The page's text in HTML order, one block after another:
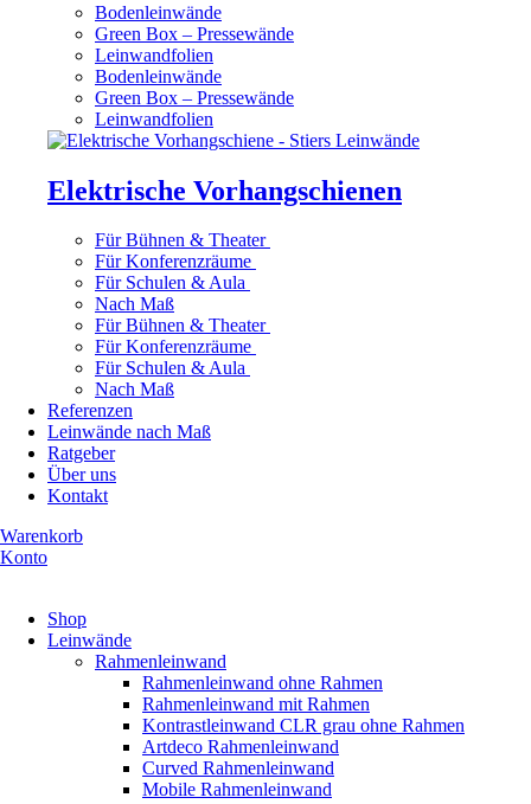
Bodenleinwände
Green Box – Pressewände
Leinwandfolien
Bodenleinwände
Green Box – Pressewände
Leinwandfolien
Elektrische Vorhangschienen
Für Bühnen & Theater
Für Konferenzräume
Für Schulen & Aula
Nach Maß
Für Bühnen & Theater
Für Konferenzräume
Für Schulen & Aula
Nach Maß
Referenzen
Leinwände nach Maß
Ratgeber
Über uns
Kontakt
Warenkorb
Konto
Shop
Leinwände
Rahmenleinwand
Rahmenleinwand ohne Rahmen
Rahmenleinwand mit Rahmen
Kontrastleinwand CLR grau ohne Rahmen
Artdeco Rahmenleinwand
Curved Rahmenleinwand
Mobile Rahmenleinwand